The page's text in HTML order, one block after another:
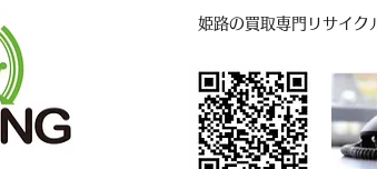
姫路の買取専門リサイク
BUYKING
LINE QRコード